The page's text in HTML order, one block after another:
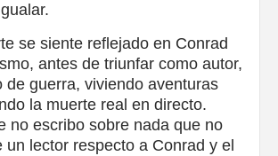
se siente reflejado en Conrad
antes de triunfar como autor,
de guerra, viviendo aventuras
la muerte real en directo.
no escribo sobre nada que no
un lector respecto a Conrad y el